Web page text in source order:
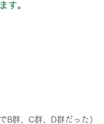
す。
B群、C群、D群だった）